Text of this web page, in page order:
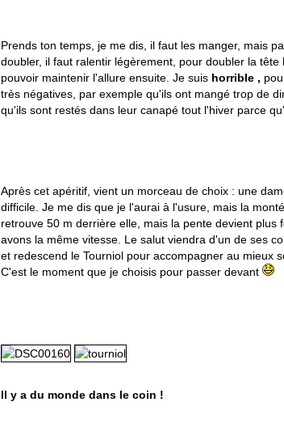
Prends ton temps, je me dis, il faut les manger, mais
doubler, il faut ralentir légèrement, pour doubler la
pouvoir maintenir l'allure ensuite. Je suis horrible ,
très négatives, par exemple qu'ils ont mangé trop de
qu'ils sont restés dans leur canapé tout l'hiver parce
Après cet apéritif, vient un morceau de choix : une
difficile. Je me dis que je l'aurai à l'usure, mais la
retrouve 50 m derrière elle, mais la pente devient plus
avons la même vitesse. Le salut viendra d'un de ses
et redescend le Tourniol pour accompagner au mieux
C'est le moment que je choisis pour passer devant
Il y a du monde dans le coin !